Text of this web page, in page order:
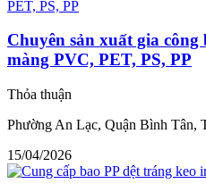
Chuyên sản xuất gia
màng PVC, PET, PS, PP
Thỏa thuận
Phường An Lạc, Quận Bình Tân,
15/04/2026